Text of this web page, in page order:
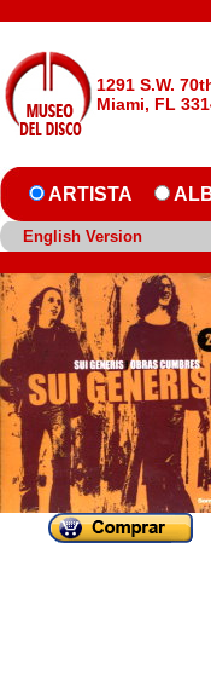
1291 S.W.
Miami, FL
ARTISTA
English Version